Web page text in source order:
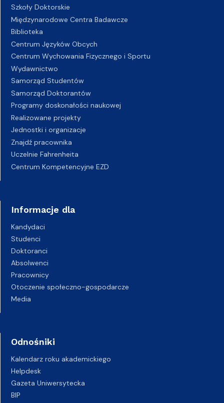
Szkoły Doktorskie
Międzynarodowe Centra Badawcze
Biblioteka
Centrum Języków Obcych
Centrum Wychowania Fizycznego i Sportu
Wydawnictwo
Samorząd Studentów
Samorząd Doktorantów
Programy doskonałości naukowej
Realizowane projekty
Jednostki i organizacje
Znajdź pracownika
Uczelnie Fahrenheita
Centrum Kompetencyjne EZD
Informacje dla
Kandydaci
Studenci
Doktoranci
Absolwenci
Pracownicy
Otoczenie społeczno-gospodarcze
Media
Odnośniki
Kalendarz roku akademickiego
Helpdesk
Gazeta Uniwersytecka
BIP